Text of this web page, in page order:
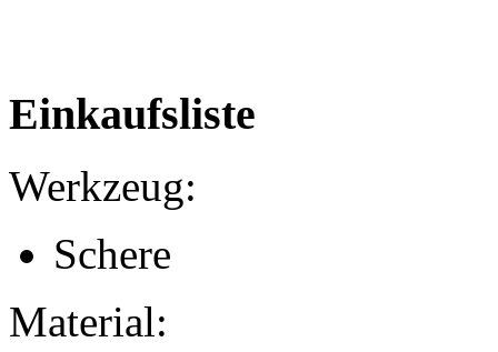
Einkaufsliste
Werkzeug:
Schere
Material: